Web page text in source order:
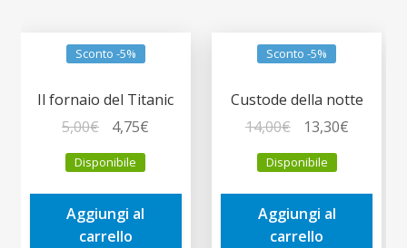
Sconto -5%
Il fornaio del Titanic
5,00€
prezzo
originale
era:
5,00€.
4,75€
è:
Disponibile
Aggiungi al
carrello
Sconto -5%
Custode della notte
14,00€
prezzo
originale
era:
14,00€.
13,30€Il
è:
Disponibile
Aggiungi al
carrello